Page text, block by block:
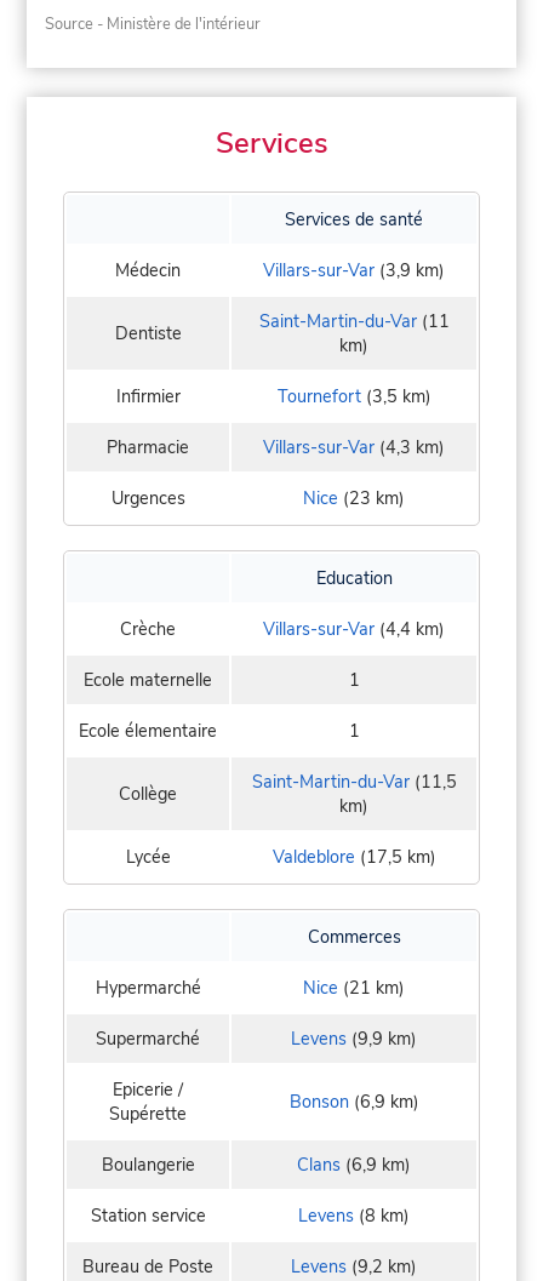
Source - Ministère de l'intérieur
Services
Services de santé
Médecin Villars-sur-Var (3,9 km)
Dentiste Saint-Martin-du-Var(11
km)
Infirmier Tournefort(3,5 km)
Pharmacie Villars-sur-Var (4,3 km)
Urgences Nice (23 km)
Education
Crèche Villars-sur-Var (4,4 km)
Ecole maternelle 1
Ecole élementaire 1
Collège Saint-Martin-du-Var(11,5
km)
Lycée Valdeblore (17,5 km)
Commerces
Hypermarché Nice (21 km)
Supermarché Levens (9,9 km)
Epicerie /
Supérette
Bonson(6,9 km)
Boulangerie Clans (6,9 km)
Station service Levens (8 km)
Bureau de Poste Levens (9,2 km)